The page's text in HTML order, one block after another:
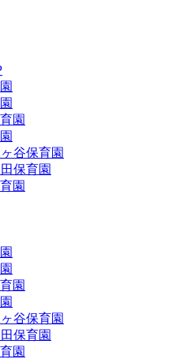
園
谷保育園
保育園
園
園
谷保育園
保育園
園